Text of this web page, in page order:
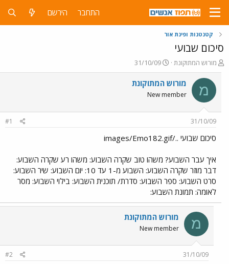
התחבר הירשם
קטנטנות ופינת אור
סיכום שבועי
פ
ו
ת
ח
ה
ו
ש
א
מורוש המתוקונת
פ
ו
ר
ם
ר
31/10/09
מ מורוש המתוקונת
New member
31/10/09
#1
סיכום שבועי ../images/Emo182.gif
איך עבר השבוע? משהו טוב שקרה השבוע: משהו רע שקרה השבוע:
דבר מוזר שקרה השבוע: השבוע מ-1 עד 10: יום השבוע: שיר השבוע:
סרט השבוע: ספר השבוע: סדרת/ תוכנית השבוע: בילוי השבוע: מסר
לאומה: תמונת השבוע:
מ מורוש המתוקונת
New member
31/10/09
#2